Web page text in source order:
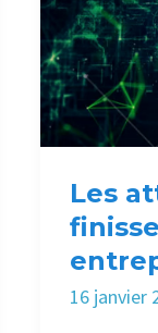
Les
16 janvier
russes
n’en
finissent
plus
contre
les
Française